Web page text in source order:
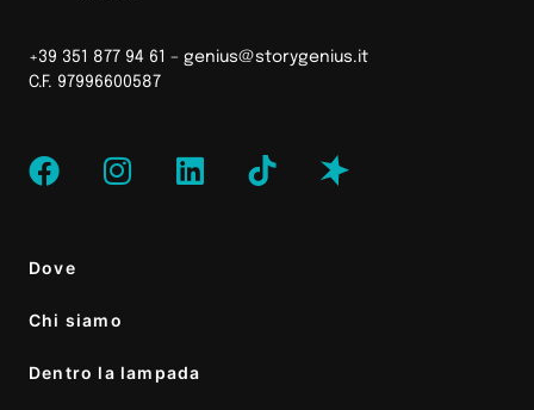
+39 351 877 94 61 – genius@storygenius.it
C.F. 97996600587
Dove
Chi siamo
Dentro la lampada